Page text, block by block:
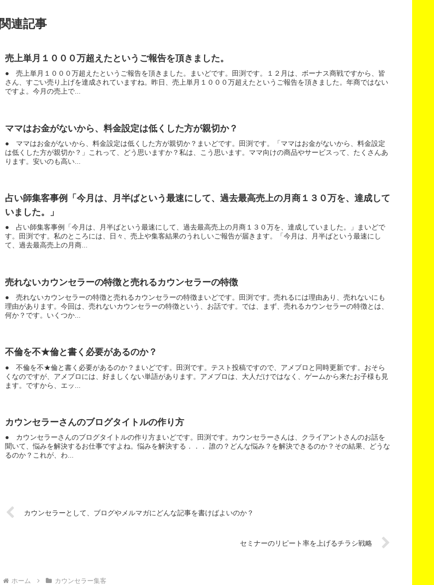
関連記事
売上単月１０００万超えたというご報告を頂きました。
● 売上単月１０００万超えたというご報告を頂きました。まいどです。田渕です。１２月は、ボーナス商戦ですから、皆
さん、すごい売り上げを達成されていますね。昨日、売上単月１０００万超えたというご報告を頂きました。年商ではない
ですよ。今月の売上で...
ママはお金がないから、料金設定は低くした方が親切か？
● ママはお金がないから、料金設定は低くした方が親切か？まいどです。田渕です。「ママはお金がないから、料金設定
は低くした方が親切か？」これって、どう思いますか？私は、こう思います。ママ向けの商品やサービスって、たくさんあ
ります。安いのも高い...
占い師集客事例「今月は、月半ばという最速にして、過去最高売上の月商１３０万を、達成して
いました。」
● 占い師集客事例「今月は、月半ばという最速にして、過去最高売上の月商１３０万を、達成していました。」まいどで
す。田渕です。私のところには、日々、売上や集客結果のうれしいご報告が届きます。「今月は、月半ばという最速にし
て、過去最高売上の月商...
売れないカウンセラーの特徴と売れるカウンセラーの特徴
● 売れないカウンセラーの特徴と売れるカウンセラーの特徴まいどです。田渕です。売れるには理由あり、売れないにも
理由があります。今回は、売れないカウンセラーの特徴という、お話です。では、まず、売れるカウンセラーの特徴とは、
何か？です。いくつか...
不倫を不★倫と書く必要があるのか？
● 不倫を不★倫と書く必要があるのか？まいどです。田渕です。テスト投稿ですので、アメブロと同時更新です。おそら
くなのですが、アメブロには、好ましくない単語があります。アメブロは、大人だけではなく、ゲームから来たお子様も見
ます。ですから、エッ...
カウンセラーさんのブログタイトルの作り方
● カウンセラーさんのブログタイトルの作り方まいどです。田渕です。カウンセラーさんは、クライアントさんのお話を
聞いて、悩みを解決するお仕事ですよね。悩みを解決する．．． 誰の？どんな悩み？を解決できるのか？その結果、どうな
るのか？これが、わ...
カウンセラーとして、ブログやメルマガにどんな記事を書けばよいのか？
セミナーのリピート率を上げるチラシ戦略
ホーム カウンセラー集客